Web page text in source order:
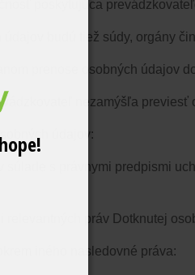
poskytujúca
údajov budú tiež​​ súdy, orgány
prenose osobných údajov
nezamýšľa previesť
údajov:
súlade s právnymi predpismi
relevantných práv Dotknutej
iného nasledovné práva: